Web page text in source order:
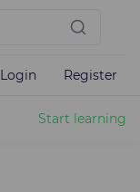
Login Register
Start learning